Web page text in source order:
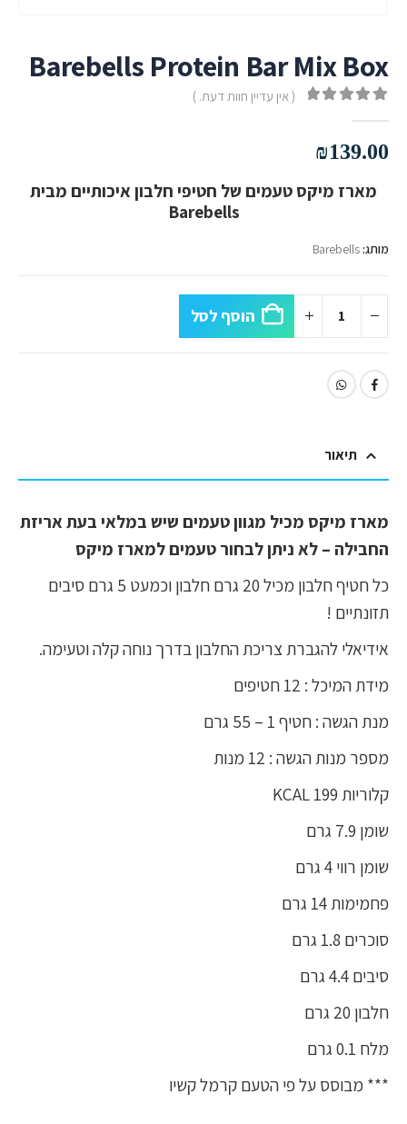
Barebells Protein Bar Mix Box
( אין עדיין חוות דעת. )
₪139.00
מארז מיקס טעמים של חטיפי חלבון איכותיים מבית
Barebells
מותג:Barebells
הוסף לסל
תיאור
מארז מיקס מכיל מגוון טעמים שיש במלאי בעת אריזת
החבילה – לא ניתן לבחור טעמים למארז מיקס
כל חטיף חלבון מכיל 20 גרם חלבון וכמעט 5 גרם סיבים
תזונתיים !
אידיאלי להגברת צריכת החלבון בדרך נוחה קלה וטעימה.
מידת המיכל : 12 חטיפים
מנת הגשה : חטיף 1 – 55 גרם
מספר מנות הגשה : 12 מנות
קלוריות 199 KCAL
שומן 7.9 גרם
שומן רווי 4 גרם
פחמימות 14 גרם
סוכרים 1.8 גרם
סיבים 4.4 גרם
חלבון 20 גרם
מלח 0.1 גרם
*** מבוסס על פי הטעם קרמל קשיו